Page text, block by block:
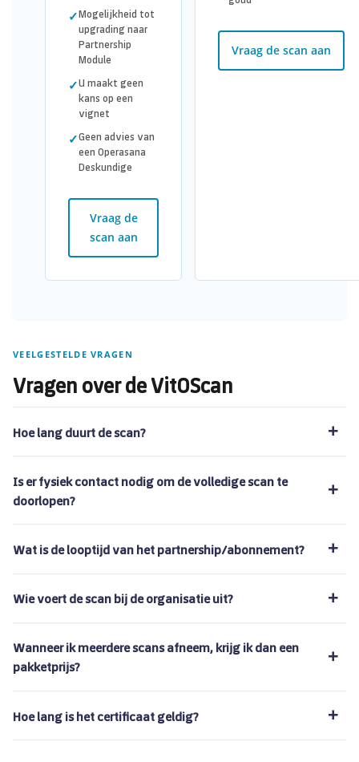
✓Mogelijkheid tot
upgrading naar
Partnership
Module
✓U maakt geen
kans op een
vignet
✓Geen advies van
een Operasana
Deskundige
Vraag de
scan aan
Vraag de scan aan
VEELGESTELDE VRAGEN
Vragen over de VitOScan
Hoe lang duurt de scan?
Is er fysiek contact nodig om de volledige scan te
doorlopen?
Wat is de looptijd van het partnership/abonnement?
Wie voert de scan bij de organisatie uit?
Wanneer ik meerdere scans afneem, krijg ik dan een
pakketprijs?
Hoe lang is het certificaat geldig?